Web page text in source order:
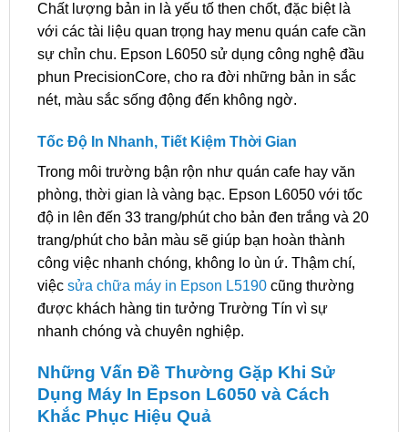
Chất lượng bản in là yếu tố then chốt, đặc biệt là
với các tài liệu quan trọng hay menu quán cafe cần
sự chỉn chu. Epson L6050 sử dụng công nghệ đầu
phun PrecisionCore, cho ra đời những bản in sắc
nét, màu sắc sống động đến không ngờ.
Tốc Độ In Nhanh, Tiết Kiệm Thời Gian
Trong môi trường bận rộn như quán cafe hay văn
phòng, thời gian là vàng bạc. Epson L6050 với tốc
độ in lên đến 33 trang/phút cho bản đen trắng và 20
trang/phút cho bản màu sẽ giúp bạn hoàn thành
công việc nhanh chóng, không lo ùn ứ. Thậm chí,
việc sửa chữa máy in Epson L5190cũng thường
được khách hàng tin tưởng Trường Tín vì sự
nhanh chóng và chuyên nghiệp.
Những Vấn Đề Thường Gặp Khi Sử
Dụng Máy In Epson L6050 và Cách
Khắc Phục Hiệu Quả